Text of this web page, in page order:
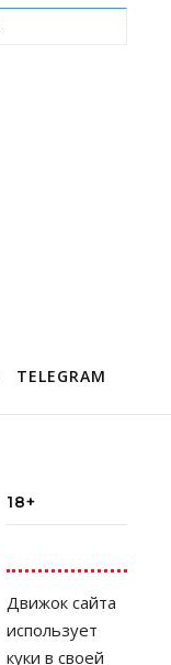
TELEGRAM
18+
Движок сайта
использует
куки в своей